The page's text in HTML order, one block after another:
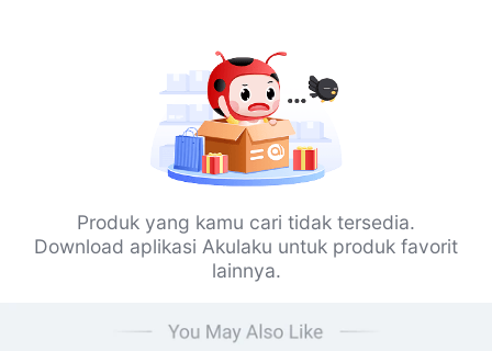
Produk yang kamu cari tidak tersedia.
Download aplikasi Akulaku untuk produk favorit
lainnya.